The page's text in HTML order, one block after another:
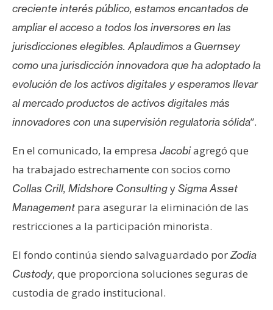
creciente interés público, estamos encantados de
ampliar el acceso a todos los inversores en las
jurisdicciones elegibles. Aplaudimos a Guernsey
como una jurisdicción innovadora que ha adoptado la
evolución de los activos digitales y esperamos llevar
al mercado productos de activos digitales más
innovadores con una supervisión regulatoria sólida”.
En el comunicado, la empresa Jacobiagregó que
ha trabajado estrechamente con socios como
Collas Crill, Midshore ConsultingySigma Asset
Management para asegurar la eliminación de las
restricciones a la participación minorista.
El fondo continúa siendo salvaguardado porZodia
Custody, que proporciona soluciones seguras de
custodia de grado institucional.